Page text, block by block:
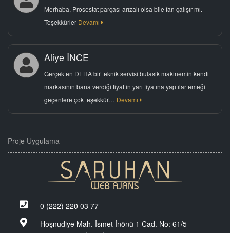
Merhaba, Prosestat parçası arızalı olsa bile fan çalışır mı.
Teşekkürler Devamı
Aliye İNCE
Gerçekten DEHA bir teknik servisi bulasik makinemin kendi
markasının bana verdiği fiyat in yarı fiyatına yaptılar emeği
geçenlere çok teşekkür… Devamı
Proje Uygulama
0 (222) 220 03 77
Hoşnudiye Mah. İsmet İnönü 1 Cad. No: 61/5